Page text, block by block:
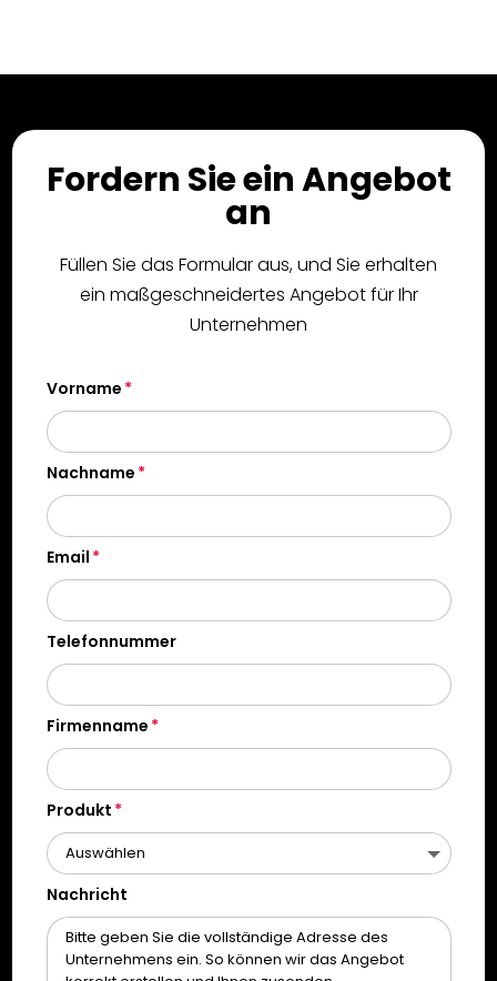
Fordern Sie ein Angebot
an
Füllen Sie das Formular aus, und Sie erhalten
ein maßgeschneidertes Angebot für Ihr
Unternehmen
Vorname
Nachname
Email
Telefonnummer
Firmenname
Produkt
Nachricht